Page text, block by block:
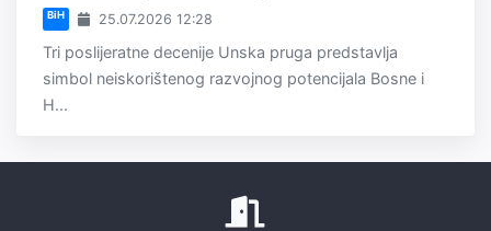
BiH 25.07.2026 12:28
Tri poslijeratne decenije Unska pruga predstavlja
simbol neiskorištenog razvojnog potencijala Bosne i
H...